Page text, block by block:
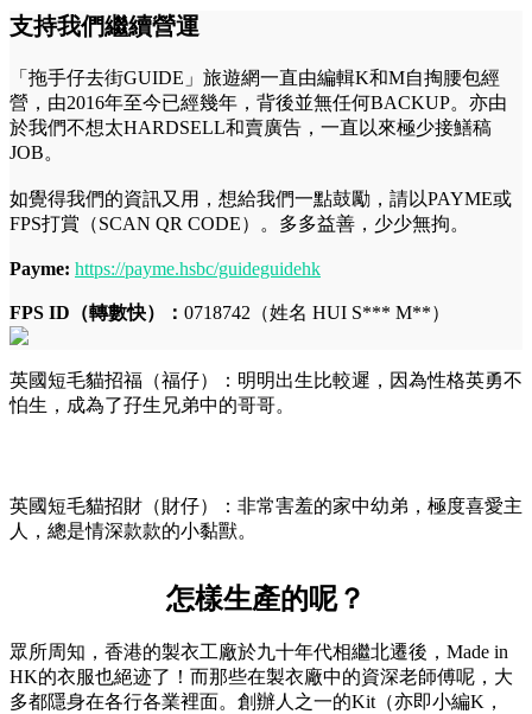
支持我們繼續營運
「拖手仔去街GUIDE」旅遊網一直由編輯K和M自掏腰包經
營，由2016年至今已經幾年，背後並無任何BACKUP。亦由
於我們不想太HARDSELL和賣廣告，一直以來極少接鱔稿
JOB。
如覺得我們的資訊又用，想給我們一點鼓勵，請以PAYME或
FPS打賞（SCAN QR CODE）。多多益善，少少無拘。
Payme: https://payme.hsbc/guideguidehk
FPS ID（轉數快）： 0718742（姓名 HUI S*** M**）
英國短毛貓招福（福仔）：明明出生比較遲，因為性格英勇不
怕生，成為了孖生兄弟中的哥哥。
英國短毛貓招財（財仔）：非常害羞的家中幼弟，極度喜愛主
人，總是情深款款的小黏獸。
怎樣生產的呢？
眾所周知，香港的製衣工廠於九十年代相繼北遷後，Made in
HK的衣服也絕迹了！而那些在製衣廠中的資深老師傅呢，大
多都隱身在各行各業裡面。創辦人之一的Kit（亦即小編K，